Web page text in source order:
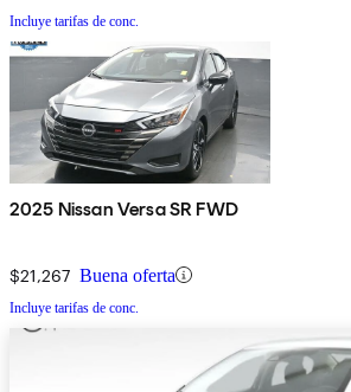
Incluye tarifas de conc.
2025 Nissan Versa SR FWD
$21,267 Buena oferta
Incluye tarifas de conc.